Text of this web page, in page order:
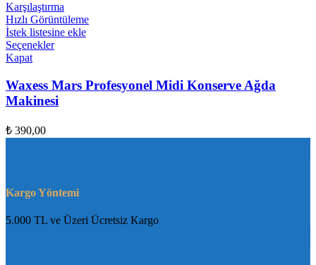
Karşılaştırma
Hızlı Görüntüleme
İstek listesine ekle
Seçenekler
Kapat
Waxess Mars Profesyonel Midi Konserve Ağda
Makinesi
₺ 390,00
Kargo Yöntemi
5.000 TL ve Üzeri Ücretsiz Kargo